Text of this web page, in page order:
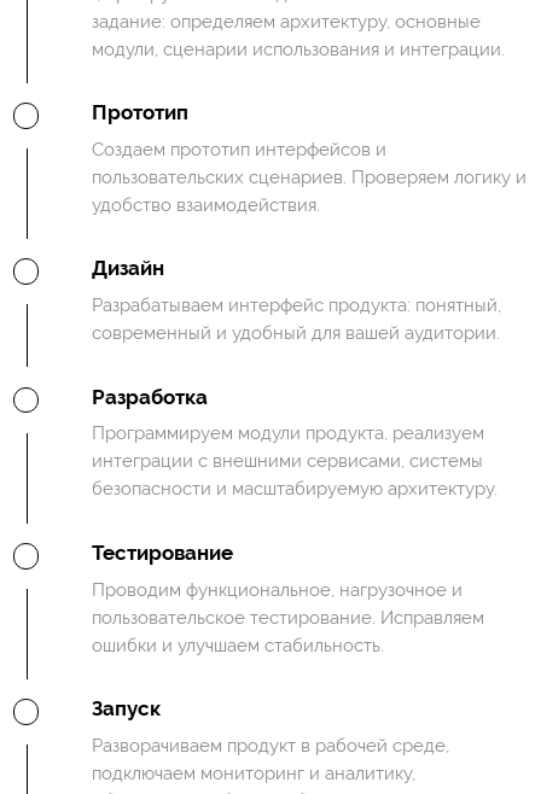
задание: определяем архитектуру, основные
модули, сценарии использования и интеграции.
Прототип
Создаем прототип интерфейсов и
пользовательских сценариев. Проверяем логику и
удобство взаимодействия.
Дизайн
Разрабатываем интерфейс продукта: понятный,
современный и удобный для вашей аудитории.
Разработка
Программируем модули продукта, реализуем
интеграции с внешними сервисами, системы
безопасности и масштабируемую архитектуру.
Тестирование
Проводим функциональное, нагрузочное и
пользовательское тестирование. Исправляем
ошибки и улучшаем стабильность.
Запуск
Разворачиваем продукт в рабочей среде,
подключаем мониторинг и аналитику,